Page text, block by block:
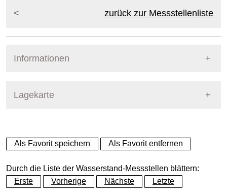
zurück zur Messstellenliste
Informationen
Lagekarte
+
−
Als Favorit speichern Als Favorit entfernen
Durch die Liste der Wasserstand-Messstellen blättern:
Erste
Vorherige Nächste Letzte